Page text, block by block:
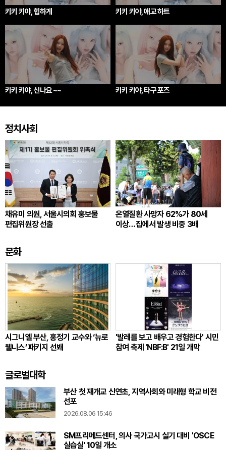
키키 키야, 힙하게 키키 키야, 애교 하트
키키 키야, 신나요 ~~ 키키 키야, 타구 포즈
정치사회
채유미 의원, 서울시의회 홍보물
편집위원장 선출
온열질환 사망자 62%가 80세
이상…집에서 발생 비중 3배
문화
시그니엘 부산, 홍정기 교수와 ‘뉴로
웰니스’ 패키지 선봬
'발레를 보고 배우고 경험한다' 시민
참여 축제 'NBF:B' 21일 개막
글로벌대학
부산 첫 재개교 신연초, 지역사회와 미래형 학교 비전
선포
2026.08.06 15:46
SM프리메드센터, 의사 국가고시 실기 대비 'OSCE
실습실' 10일 개소